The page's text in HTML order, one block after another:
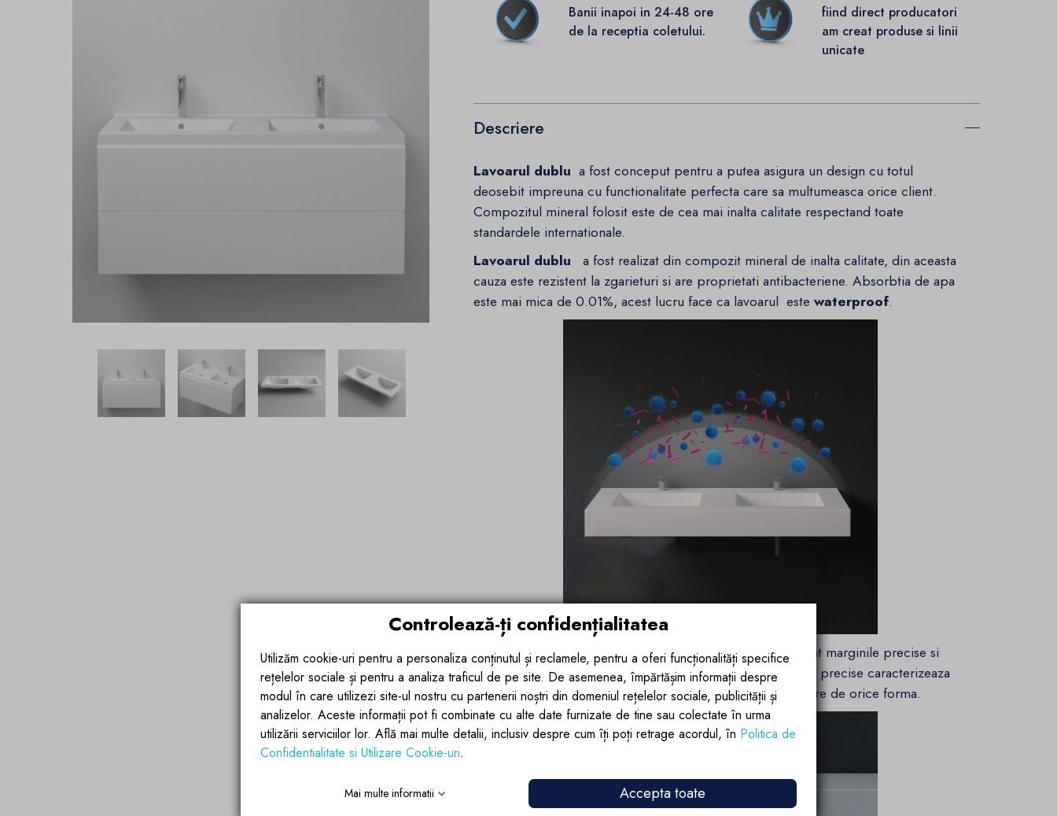
Banii inapoi in 24-48 ore
de la receptia coletului.
fiind direct producatori
am creat produse si linii
unicate
Descriere
Lavoarul dublu a fost conceput pentru a putea asigura un design cu totul
deosebit impreuna cu functionalitate perfecta care sa multumeasca orice client.
Compozitul mineral folosit este de cea mai inalta calitate respectand toate
standardele internationale.
Lavoarul dublu
a fost realizat din compozit mineral de inalta calitate, din aceasta
cauza este rezistent la zgarieturi si are proprietati antibacteriene. Absorbtia de apa
este mai mica de 0.01%, acest lucru face ca lavoarul estewaterproof.
Prin tehnicile de fabricatie ultra moderne folosite au rezultat marginile precise si
delicate la un unghi de 90 de grade. Liniile clare si formele precise caracterizeaza
acest material fiind ideal pentru a crea lavoare spectaculoare de orice forma.
Controlează-ți confidențialitatea
Utilizăm cookie-uri pentru a personaliza conținutul și reclamele, pentru a oferi funcționalități specifice
rețelelor sociale și pentru a analiza traficul de pe site. De asemenea, împărtășim informații despre
modul în care utilizezi site-ul nostru cu partenerii noștri din domeniul rețelelor sociale, publicității și
analizelor. Aceste informații pot fi combinate cu alte date furnizate de tine sau colectate în urma
utilizării serviciilor lor. Află mai multe detalii, inclusiv despre cum îți poți retrage acordul, în Politica de
Confidentialitate si Utilizare Cookie-uri.
Mai multe informatii Accepta toate